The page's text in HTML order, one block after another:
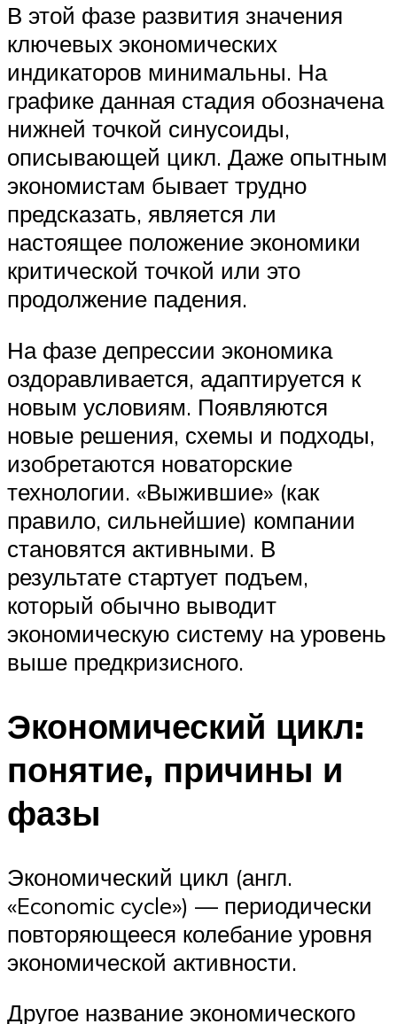
В этой фазе развития значения
ключевых экономических
индикаторов минимальны. На
графике данная стадия обозначена
нижней точкой синусоиды,
описывающей цикл. Даже опытным
экономистам бывает трудно
предсказать, является ли
настоящее положение экономики
критической точкой или это
продолжение падения.
На фазе депрессии экономика
оздоравливается, адаптируется к
новым условиям. Появляются
новые решения, схемы и подходы,
изобретаются новаторские
технологии. «Выжившие» (как
правило, сильнейшие) компании
становятся активными. В
результате стартует подъем,
который обычно выводит
экономическую систему на уровень
выше предкризисного.
Экономический цикл:
понятие, причины и
фазы
Экономический цикл (англ.
«Economic cycle») — периодически
повторяющееся колебание уровня
экономической активности.
Другое название экономического